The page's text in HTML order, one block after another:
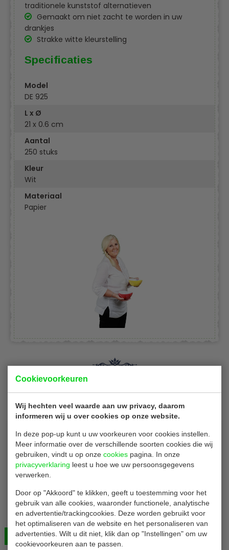
Cookievoorkeuren
Wij hechten veel waarde aan uw privacy, daarom
informeren wij u over cookies op onze website.
In deze pop-up kunt u uw voorkeuren voor cookies instellen.
Meer informatie over de verschillende soorten cookies die wij
gebruiken, vindt u op onze cookies pagina. In onze
privacyverklaring leest u hoe we uw persoonsgegevens
verwerken.
Door op "Akkoord" te klikken, geeft u toestemming voor het
gebruik van alle cookies, waaronder functionele, analytische
en advertentie/trackingcookies. Deze worden gebruikt voor
het optimaliseren van de website en het personaliseren van
advertenties. Wilt u dit niet, klik dan op "Instellingen" om uw
cookievoorkeuren aan te passen.
traditionele kunststof alternatieven
Gemaakt om niet zacht te worden in uw
drankjes
Strakke witte kleurstelling
Specificaties
Model
DE 925
L x Ø
21 x 0.6 cm
Aantal
250 stuks
Kleur
Wit
Materiaal
Papier
Is dit iets voor jou?
Per stuk verpakt
Papieren Cocktail rietjes
Rietjes | papier | zwart | per stuk verpakt | L14 - Ø0.5 cm
| 250 stuks
€ 3,75 Bekijken